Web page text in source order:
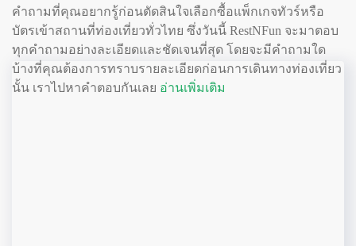
คำถามที่คุณอยากรู้ก่อนตัดสินใจเลือกซื้อแพ็กเกจทัวร์หรือ
บัตรเข้าสถานที่ท่องเที่ยวทั่วไทย ซึ่งวันนี้ RestNFun จะมาตอบ
ทุกคำถามอย่างละเอียดและชัดเจนที่สุด โดยจะมีคำถามใด
บ้างที่คุณต้องการทราบรายละเอียดก่อนการเดินทางท่องเที่ยว
นั้น เราไปหาคำตอบกันเลย อ่านเพิ่มเติม